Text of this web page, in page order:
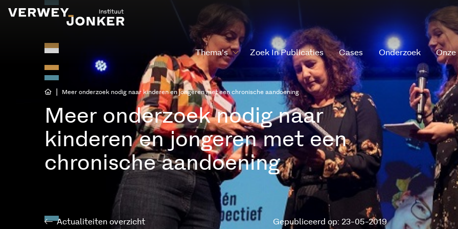
Thema’s Zoek In Publicaties Cases Onderzoek Onze
Meer onderzoek nodig naar kinderen en jongeren met een chronische aandoening
Meer onderzoek nodig naar
kinderen en jongeren met een
chronische aandoening
Actualiteiten overzicht Gepubliceerd op: 23-05-2019